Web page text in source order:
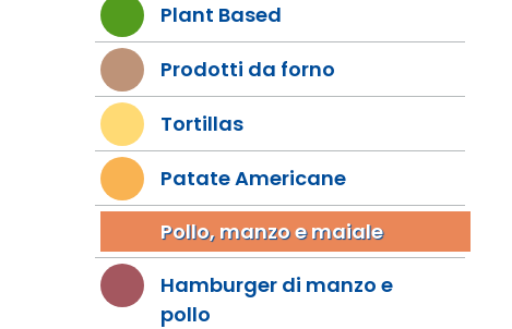
Plant Based
Prodotti da forno
Tortillas
Patate Americane
Pollo, manzo e maiale
Hamburger di manzo e
pollo